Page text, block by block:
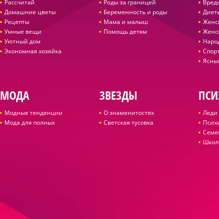
Рассчитай
Домашние цветы
Рецепты
Умные вещи
Уютный дом
Экономная хозяйка
Роды за границей
Беременность и роды
Мама и малыш
Помощь детям
МОДА
Модные тенденции
Мода для полных
ЗВЕЗДЫ
О знаменитостях
Светская тусовка
Леди